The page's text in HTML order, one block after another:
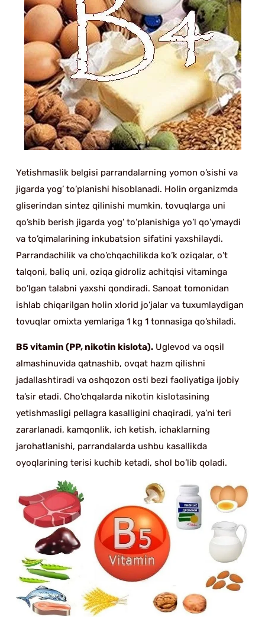
Yetishmaslik belgisi parrandalarning yomon o’sishi va
jigarda yog’ to’planishi hisoblanadi. Holin organizmda
gliserindan sintez qilinishi mumkin, tovuqlarga uni
qo’shib berish jigarda yog’ to’planishiga yo’l qo’ymaydi
va to’qimalarining inkubatsion sifatini yaxshilaydi.
Parrandachilik va cho’chqachilikda ko’k oziqalar, o’t
talqoni, baliq uni, oziqa gidroliz achitqisi vitaminga
bo’lgan talabni yaxshi qondiradi. Sanoat tomonidan
ishlab chiqarilgan holin xlorid jo’jalar va tuxumlaydigan
tovuqlar omixta yemlariga 1 kg 1 tonnasiga qo’shiladi.
B5 vitamin (PP, nikotin kislota).Uglevod va oqsil
almashinuvida qatnashib, ovqat hazm qilishni
jadallashtiradi va oshqozon osti bezi faoliyatiga ijobiy
ta’sir etadi. Cho’chqalarda nikotin kislotasining
yetishmasligi pellagra kasalligini chaqiradi, ya’ni teri
zararlanadi, kamqonlik, ich ketish, ichaklarning
jarohatlanishi, parrandalarda ushbu kasallikda
oyoqlarining terisi kuchib ketadi, shol bo’lib qoladi.